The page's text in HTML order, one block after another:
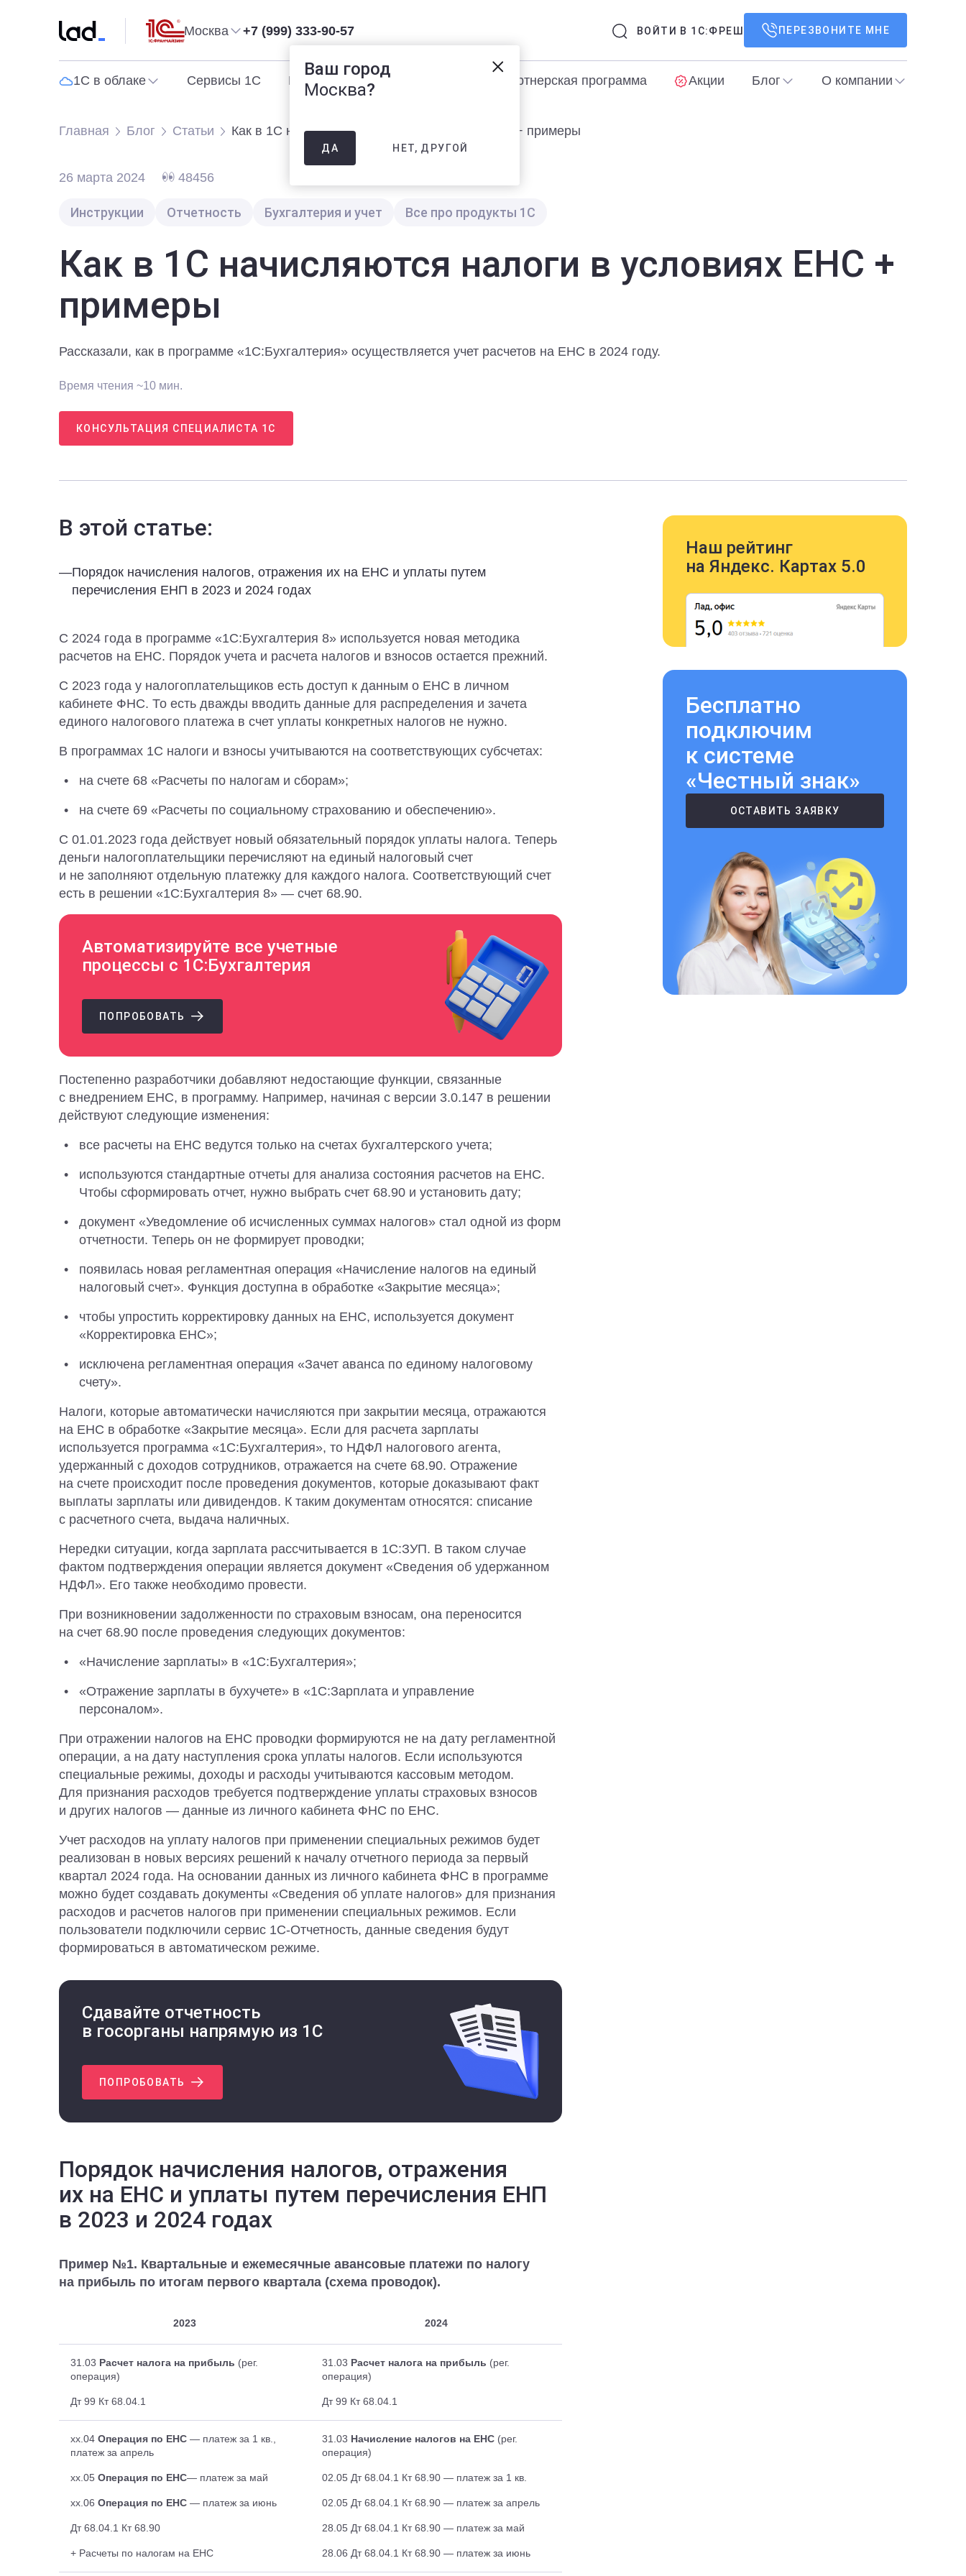
Москва +7 (999) 333-90-57 ВОЙТИ В 1С:ФРЕШ ПЕРЕЗВОНИТЕ МНЕ
1С в облаке Сервисы 1С Программы 1С Партнерская программа Акции Блог О компании
Главная Блог Статьи Как в 1С начисляются налоги в условиях ЕНС + примеры
26 марта 2024 48456
Инструкции Отчетность Бухгалтерия и учет Все про продукты 1С
Как в 1С начисляются налоги в условиях ЕНС +
примеры
Рассказали, как в программе «1С:Бухгалтерия» осуществляется учет расчетов на ЕНС в 2024 году.
Время чтения ~10 мин.
КОНСУЛЬТАЦИЯ СПЕЦИАЛИСТА 1С
Наш рейтинг
на Яндекс. Картах 5.0
Бесплатно
подключим
к системе
«Честный знак»
ОСТАВИТЬ ЗАЯВКУ
В этой статье:
—Порядок начисления налогов, отражения их на ЕНС и уплаты путем
перечисления ЕНП в 2023 и 2024 годах
С 2024 года в программе «1С:Бухгалтерия 8» используется новая методика
расчетов на ЕНС. Порядок учета и расчета налогов и взносов остается прежний.
С 2023 года у налогоплательщиков есть доступ к данным о ЕНС в личном
кабинете ФНС. То есть дважды вводить данные для распределения и зачета
единого налогового платежа в счет уплаты конкретных налогов не нужно.
В программах 1С налоги и взносы учитываются на соответствующих субсчетах:
на счете 68 «Расчеты по налогам и сборам»;
на счете 69 «Расчеты по социальному страхованию и обеспечению».
С 01.01.2023 года действует новый обязательный порядок уплаты налога. Теперь
деньги налогоплательщики перечисляют на единый налоговый счет
и не заполняют отдельную платежку для каждого налога. Соответствующий счет
есть в решении «1С:Бухгалтерия 8» — счет 68.90.
Автоматизируйте все учетные
процессы с 1С:Бухгалтерия
ПОПРОБОВАТЬ
Постепенно разработчики добавляют недостающие функции, связанные
с внедрением ЕНС, в программу. Например, начиная с версии 3.0.147 в решении
действуют следующие изменения:
все расчеты на ЕНС ведутся только на счетах бухгалтерского учета;
используются стандартные отчеты для анализа состояния расчетов на ЕНС.
Чтобы сформировать отчет, нужно выбрать счет 68.90 и установить дату;
документ «Уведомление об исчисленных суммах налогов» стал одной из форм
отчетности. Теперь он не формирует проводки;
появилась новая регламентная операция «Начисление налогов на единый
налоговый счет». Функция доступна в обработке «Закрытие месяца»;
чтобы упростить корректировку данных на ЕНС, используется документ
«Корректировка ЕНС»;
исключена регламентная операция «Зачет аванса по единому налоговому
счету».
Налоги, которые автоматически начисляются при закрытии месяца, отражаются
на ЕНС в обработке «Закрытие месяца». Если для расчета зарплаты
используется программа «1С:Бухгалтерия», то НДФЛ налогового агента,
удержанный с доходов сотрудников, отражается на счете 68.90. Отражение
на счете происходит после проведения документов, которые доказывают факт
выплаты зарплаты или дивидендов. К таким документам относятся: списание
с расчетного счета, выдача наличных.
Нередки ситуации, когда зарплата рассчитывается в 1С:ЗУП. В таком случае
фактом подтверждения операции является документ «Сведения об удержанном
НДФЛ». Его также необходимо провести.
При возникновении задолженности по страховым взносам, она переносится
на счет 68.90 после проведения следующих документов:
«Начисление зарплаты» в «1С:Бухгалтерия»;
«Отражение зарплаты в бухучете» в «1С:Зарплата и управление
персоналом».
При отражении налогов на ЕНС проводки формируются не на дату регламентной
операции, а на дату наступления срока уплаты налогов. Если используются
специальные режимы, доходы и расходы учитываются кассовым методом.
Для признания расходов требуется подтверждение уплаты страховых взносов
и других налогов — данные из личного кабинета ФНС по ЕНС.
Учет расходов на уплату налогов при применении специальных режимов будет
реализован в новых версиях решений к началу отчетного периода за первый
квартал 2024 года. На основании данных из личного кабинета ФНС в программе
можно будет создавать документы «Сведения об уплате налогов» для признания
расходов и расчетов налогов при применении специальных режимов. Если
пользователи подключили сервис 1С-Отчетность, данные сведения будут
формироваться в автоматическом режиме.
Сдавайте отчетность
в госорганы напрямую из 1С
ПОПРОБОВАТЬ
Порядок начисления налогов, отражения
их на ЕНС и уплаты путем перечисления ЕНП
в 2023 и 2024 годах
Пример №1. Квартальные и ежемесячные авансовые платежи по налогу
на прибыль по итогам первого квартала (схема проводок).
2023 2024
31.03 Расчет налога на прибыль (рег.
операция)
Дт 99 Кт 68.04.1
31.03 Расчет налога на прибыль (рег.
операция)
Дт 99 Кт 68.04.1
xx.04 Операция по ЕНС — платеж за 1 кв.,
платеж за апрель
хх.05 Операция по ЕНС— платеж за май
хх.06 Операция по ЕНС — платеж за июнь
Дт 68.04.1 Кт 68.90
+ Расчеты по налогам на ЕНС
31.03 Начисление налогов на ЕНС (рег.
операция)
02.05 Дт 68.04.1 Кт 68.90 — платеж за 1 кв.
02.05 Дт 68.04.1 Кт 68.90 — платеж за апрель
28.05 Дт 68.04.1 Кт 68.90 — платеж за май
28.06 Дт 68.04.1 Кт 68.90 — платеж за июнь
Ваш город
Москва?
ДА НЕТ, ДРУГОЙ